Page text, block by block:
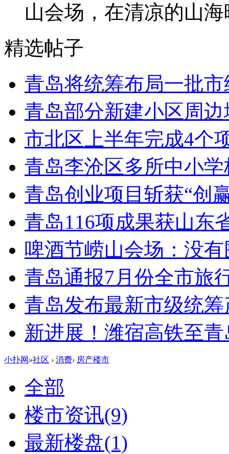
山会场，在清凉的山
精选帖子
青岛将统筹布局一批市
青岛部分新建小区周
市北区上半年完成4个
青岛李沧区多所中小
青岛创业项目斩获“创
青岛116项成果获山东
啤酒节崂山会场：没有
青岛通报7月份全市旅
青岛发布最新市级统
新进展！潍宿高铁至
小扑网 »社区 › 消费› 房产楼市
全部
楼市资讯(9)
最新楼盘(1)